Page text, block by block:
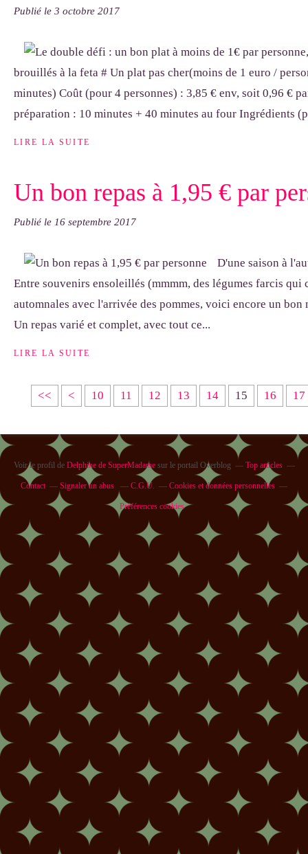
Publié le 3 octobre 2017
brouillés à la feta # Un plat pas cher(moins de 1 euro /
minutes) Coût (pour 4 personnes) : 3,85 € env, soit 0,96 €
préparation : 10 minutes + 40 minutes au four Ingrédients
LIRE LA SUITE
Un bon repas à 1,95 € par
Publié le 16 septembre 2017
D'une saison à
Entre souvenirs ensoleillés (mmmm, des légumes farcis qui
automnales avec l'arrivée des pommes, voici encore un bon
Un repas varié et complet, avec tout ce...
LIRE LA SUITE
<< < 10 11 12 13 14 15 16 17
Voir le profil de Delphine de SuperMadamesur le portail Overblog Top articles
Contact Signaler un abus C.G.U. Cookies et données personnelles
Préférences cookies